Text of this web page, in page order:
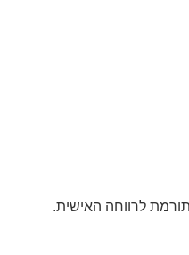
לרווחה האישית.